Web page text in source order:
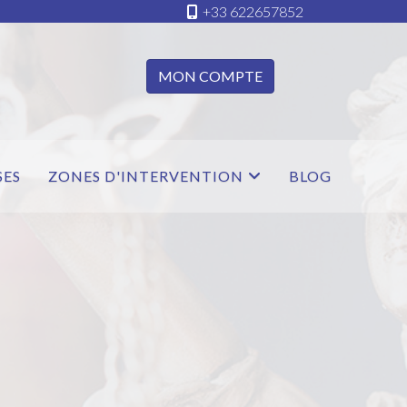
+33 622657852
MON COMPTE
ZONES D'INTERVENTION BLOG